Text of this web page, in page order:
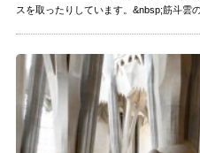
スを取ったりしています。&nbsp;筋斗雲